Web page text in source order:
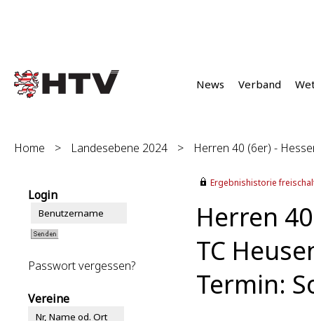
News Verband
Home > Landesebene 2024 > Herren 40 (6er) -
Login
Passwort vergessen?
Vereine
Ergebnishistorie
Herren
TC
Termin: